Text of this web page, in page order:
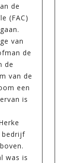
de
(FAC)
van
de
de
van de
een
is
bedrijf
was is